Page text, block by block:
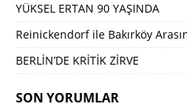
YÜKSEL ERTAN 90 YAŞINDA
Reinickendorf ile Bakırköy
BERLİN’DE KRİTİK ZİRVE
SON YORUMLAR